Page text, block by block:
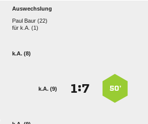
Auswechslung
  
fürk.A. (1)
k.A. (8)
50’
:
k.A. (9)